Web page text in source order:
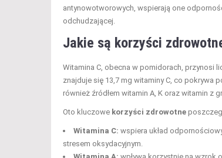
antynowotworowych, wspierają one
odchudzającej.
Jakie są korzyści
Witamina C, obecna w pomidorach, przynosi
znajduje się 13,7 mg witaminy C, co pokrywa
również źródłem witamin A, K oraz witamin z
Oto kluczowe korzyści zdrowotne
Witamina C: wspiera układ
stresem oksydacyjnym.